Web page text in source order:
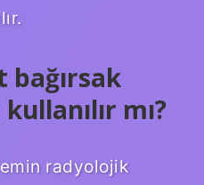
mı?
radyolojik